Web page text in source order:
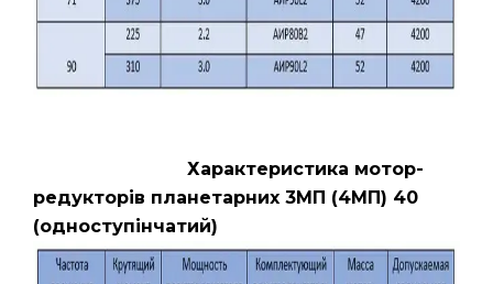
Характеристика мотор-
редукторів планетарних 3МП (4МП) 40
(одноступінчатий)